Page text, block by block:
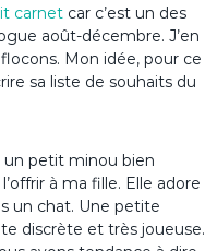
carnetcar c’est un des
août-décembre. J’en
Mon idée, pour ce
sa liste de souhaits du
un petit minou bien
à ma fille. Elle adore
un chat. Une petite
discrète et très joueuse.